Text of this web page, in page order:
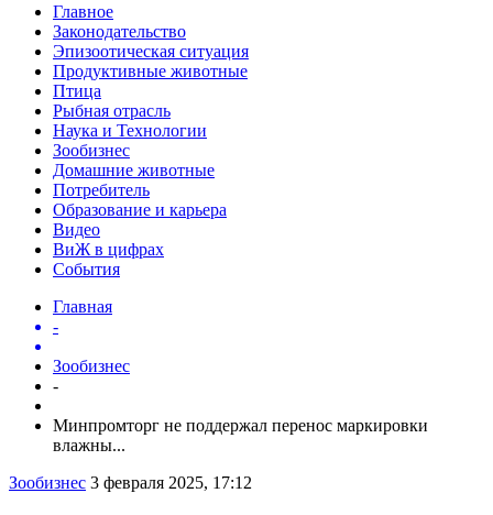
Главное
Законодательство
Эпизоотическая ситуация
Продуктивные животные
Птица
Рыбная отрасль
Наука и Технологии
Зообизнес
Домашние животные
Потребитель
Образование и карьера
Видео
ВиЖ в цифрах
События
Главная
-
Зообизнес
-
Минпромторг не поддержал перенос маркировки
влажны...
Зообизнес 3 февраля 2025, 17:12